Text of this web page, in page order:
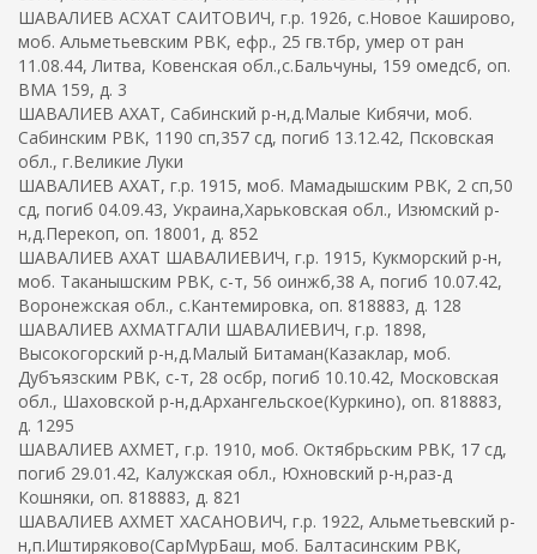
ШАВАЛИЕВ АСХАТ САИТОВИЧ, г.р. 1926, с.Новое Каширово,
моб. Альметьевским РВК, ефр., 25 гв.тбр, умер от ран
11.08.44, Литва, Ковенская обл.,с.Бальчуны, 159 омедсб, оп.
ВМА 159, д. 3
ШАВАЛИЕВ АХАТ, Сабинский р-н,д.Малые Кибячи, моб.
Сабинским РВК, 1190 сп,357 сд, погиб 13.12.42, Псковская
обл., г.Великие Луки
ШАВАЛИЕВ АХАТ, г.р. 1915, моб. Мамадышским РВК, 2 сп,50
сд, погиб 04.09.43, Украина,Харьковская обл., Изюмский р-
н,д.Перекоп, оп. 18001, д. 852
ШАВАЛИЕВ АХАТ ШАВАЛИЕВИЧ, г.р. 1915, Кукморский р-н,
моб. Таканышским РВК, с-т, 56 оинжб,38 А, погиб 10.07.42,
Воронежская обл., с.Кантемировка, оп. 818883, д. 128
ШАВАЛИЕВ АХМАТГАЛИ ШАВАЛИЕВИЧ, г.р. 1898,
Высокогорский р-н,д.Малый Битаман(Казаклар, моб.
Дубъязским РВК, с-т, 28 осбр, погиб 10.10.42, Московская
обл., Шаховской р-н,д.Архангельское(Куркино), оп. 818883,
д. 1295
ШАВАЛИЕВ АХМЕТ, г.р. 1910, моб. Октябрьским РВК, 17 сд,
погиб 29.01.42, Калужская обл., Юхновский р-н,раз-д
Кошняки, оп. 818883, д. 821
ШАВАЛИЕВ АХМЕТ ХАСАНОВИЧ, г.р. 1922, Альметьевский р-
н,п.Иштиряково(СарМурБаш, моб. Балтасинским РВК,